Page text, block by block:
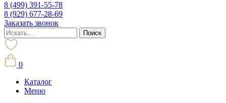
8 (499) 391-55-78
8 (929) 677-28-69
Заказать звонок
0
Каталог
Меню